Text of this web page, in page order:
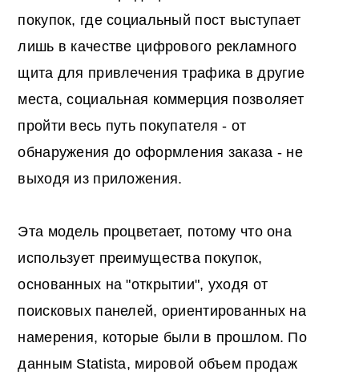
покупок, где социальный пост выступает
лишь в качестве цифрового рекламного
щита для привлечения трафика в другие
места, социальная коммерция позволяет
пройти весь путь покупателя - от
обнаружения до оформления заказа - не
выходя из приложения.
Эта модель процветает, потому что она
использует преимущества покупок,
основанных на "открытии", уходя от
поисковых панелей, ориентированных на
намерения, которые были в прошлом. По
данным Statista, мировой объем продаж